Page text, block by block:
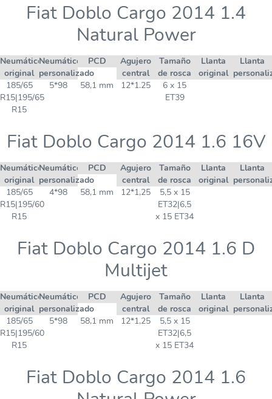
Fiat Doblo Cargo 2014 1.4
Natural Power
Neumático
original
Neumático
personalizado
PCD
Agujero
central
Tamaño
de rosca
Llanta
original
Llanta
185/65
R15|195/65
R15
5*98 58,1 mm 12*1.25
6 x 15
ET39
Fiat Doblo Cargo 2014 1.6 16V
Neumático
original
Neumático
personalizado
PCD
Agujero
central
Tamaño
de rosca
Llanta
original
Llanta
185/65
R15|195/60
R15
4*98 58,1 mm 12*1,25
5,5 x 15
ET32|6,5
x 15 ET34
Fiat Doblo Cargo 2014 1.6 D
Multijet
Neumático
original
Neumático
personalizado
PCD
Agujero
central
Tamaño
de rosca
Llanta
original
Llanta
185/65
R15|195/60
R15
5*98 58,1 mm 12*1,25
5,5 x 15
ET32|6,5
x 15 ET34
Fiat Doblo Cargo 2014 1.6